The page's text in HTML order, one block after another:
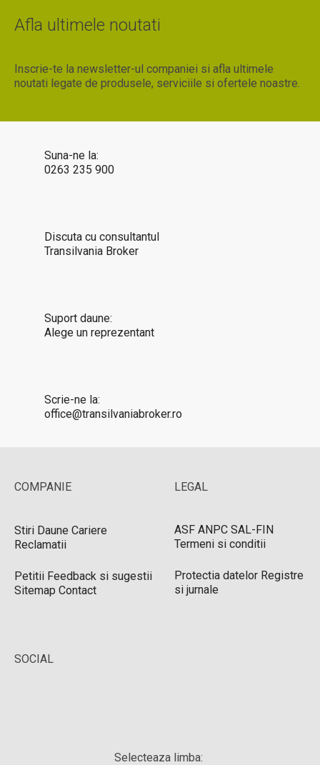
Afla ultimele noutati
Inscrie-te la newsletter-ul companiei si afla ultimele
noutati legate de produsele, serviciile si ofertele noastre.
Suna-ne la:
0263 235 900
Discuta cu consultantul
Transilvania Broker
Suport daune:
Alege un reprezentant
Scrie-ne la:
office@transilvaniabroker.ro
COMPANIE
Stiri Daune Cariere
Reclamatii
Petitii Feedback si sugestii
Sitemap Contact
LEGAL
ASF ANPC SAL-FIN
Termeni si conditii
Protectia datelor Registre
si jurnale
SOCIAL
Selecteaza limba: